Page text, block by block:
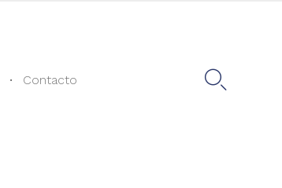
content
Contacto 